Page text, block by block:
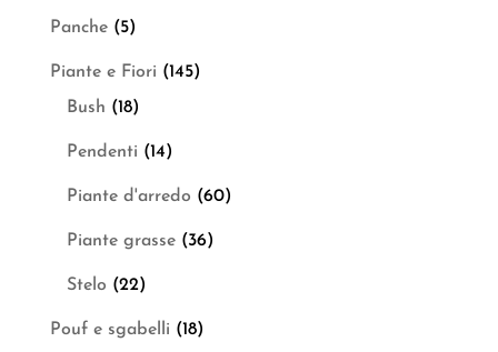
Panche (5)
Piante e Fiori (145)
Bush (18)
Pendenti (14)
Piante d'arredo (60)
Piante grasse (36)
Stelo (22)
Pouf e sgabelli (18)